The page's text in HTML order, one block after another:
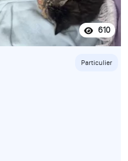
610
Particulier